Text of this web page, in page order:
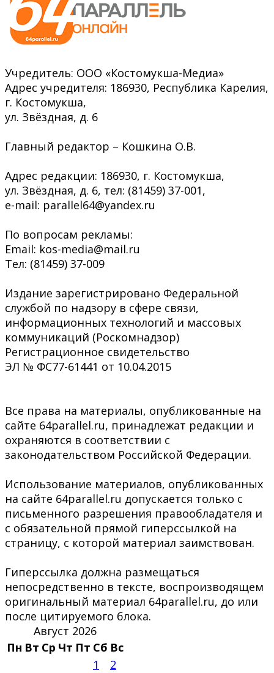
Учредитель: ООО «Костомукша-Медиа»
Адрес учредителя: 186930, Республика Карелия,
г. Костомукша,
ул. Звёздная, д. 6
Главный редактор – Кошкина О.В.
Адрес редакции: 186930, г. Костомукша,
ул. Звёздная, д. 6, тел: (81459) 37-001,
e-mail: parallel64@yandex.ru
По вопросам рекламы:
Email: kos-media@mail.ru
Тел: (81459) 37-009
Издание зарегистрировано Федеральной
службой по надзору в сфере связи,
информационных технологий и массовых
коммуникаций (Роскомнадзор)
Регистрационное свидетельство
ЭЛ № ФС77-61441 от 10.04.2015
Все права на материалы, опубликованные на
сайте 64parallel.ru, принадлежат редакции и
охраняются в соответствии с
законодательством Российской Федерации.
Использование материалов, опубликованных
на сайте 64parallel.ru допускается только с
письменного разрешения правообладателя и
с обязательной прямой гиперссылкой на
страницу, с которой материал заимствован.
Гиперссылка должна размещаться
непосредственно в тексте, воспроизводящем
оригинальный материал 64parallel.ru, до или
после цитируемого блока.
Август 2026
Пн Вт Ср Чт Пт Сб Вс
1
2